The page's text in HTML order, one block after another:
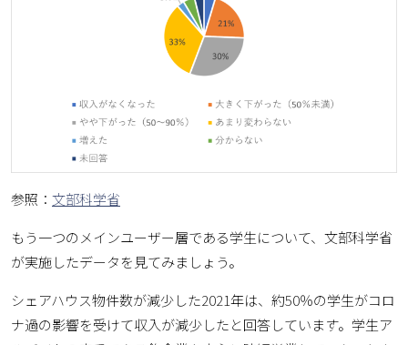
参照： 文部科学省
もう一つのメインユーザー層である学生について、文部科学省
が実施したデータを見てみましょう。
シェアハウス物件数が減少した2021年は、約50％の学生がコロ
ナ過の影響を受けて収入が減少したと回答しています。学生ア